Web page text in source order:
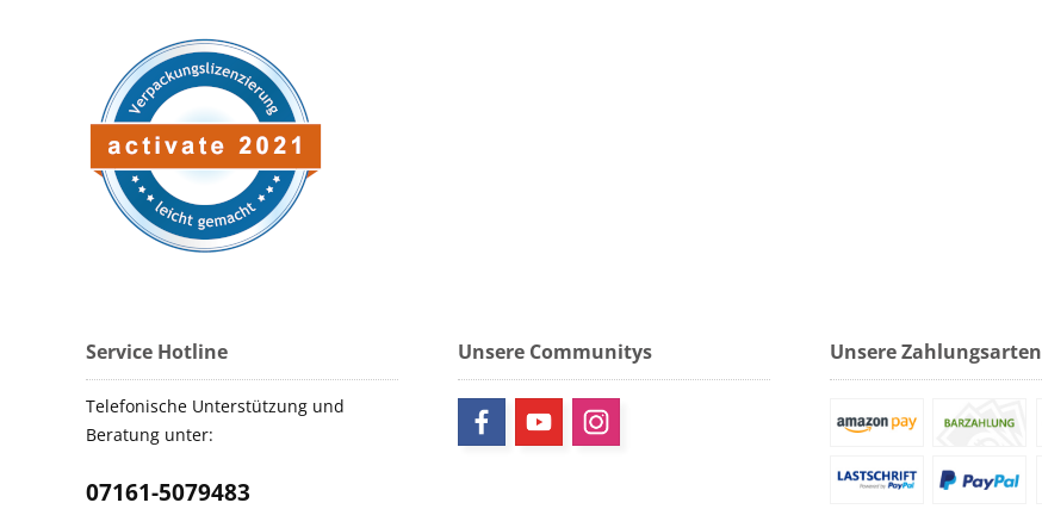
Service Hotline
Telefonische Unterstützung und
Beratung unter:
07161-5079483
Unsere Communitys Unsere Zahlungsarten